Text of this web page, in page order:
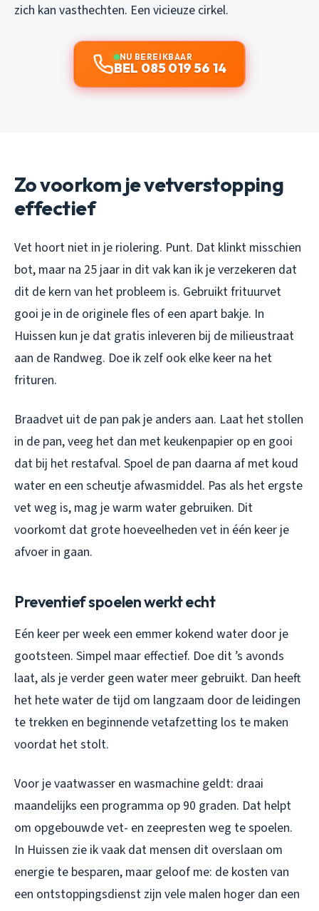
zich kan vasthechten. Een vicieuze cirkel.
NU BEREIKBAAR
BEL 085 019 56 14
Zo voorkom je vetverstopping
effectief
Vet hoort niet in je riolering. Punt. Dat klinkt misschien
bot, maar na 25 jaar in dit vak kan ik je verzekeren dat
dit de kern van het probleem is. Gebruikt frituurvet
gooi je in de originele fles of een apart bakje. In
Huissen kun je dat gratis inleveren bij de milieustraat
aan de Randweg. Doe ik zelf ook elke keer na het
frituren.
Braadvet uit de pan pak je anders aan. Laat het stollen
in de pan, veeg het dan met keukenpapier op en gooi
dat bij het restafval. Spoel de pan daarna af met koud
water en een scheutje afwasmiddel. Pas als het ergste
vet weg is, mag je warm water gebruiken. Dit
voorkomt dat grote hoeveelheden vet in één keer je
afvoer in gaan.
Preventief spoelen werkt echt
Eén keer per week een emmer kokend water door je
gootsteen. Simpel maar effectief. Doe dit ’s avonds
laat, als je verder geen water meer gebruikt. Dan heeft
het hete water de tijd om langzaam door de leidingen
te trekken en beginnende vetafzetting los te maken
voordat het stolt.
Voor je vaatwasser en wasmachine geldt: draai
maandelijks een programma op 90 graden. Dat helpt
om opgebouwde vet- en zeepresten weg te spoelen.
In Huissen zie ik vaak dat mensen dit overslaan om
energie te besparen, maar geloof me: de kosten van
een ontstoppingsdienst zijn vele malen hoger dan een